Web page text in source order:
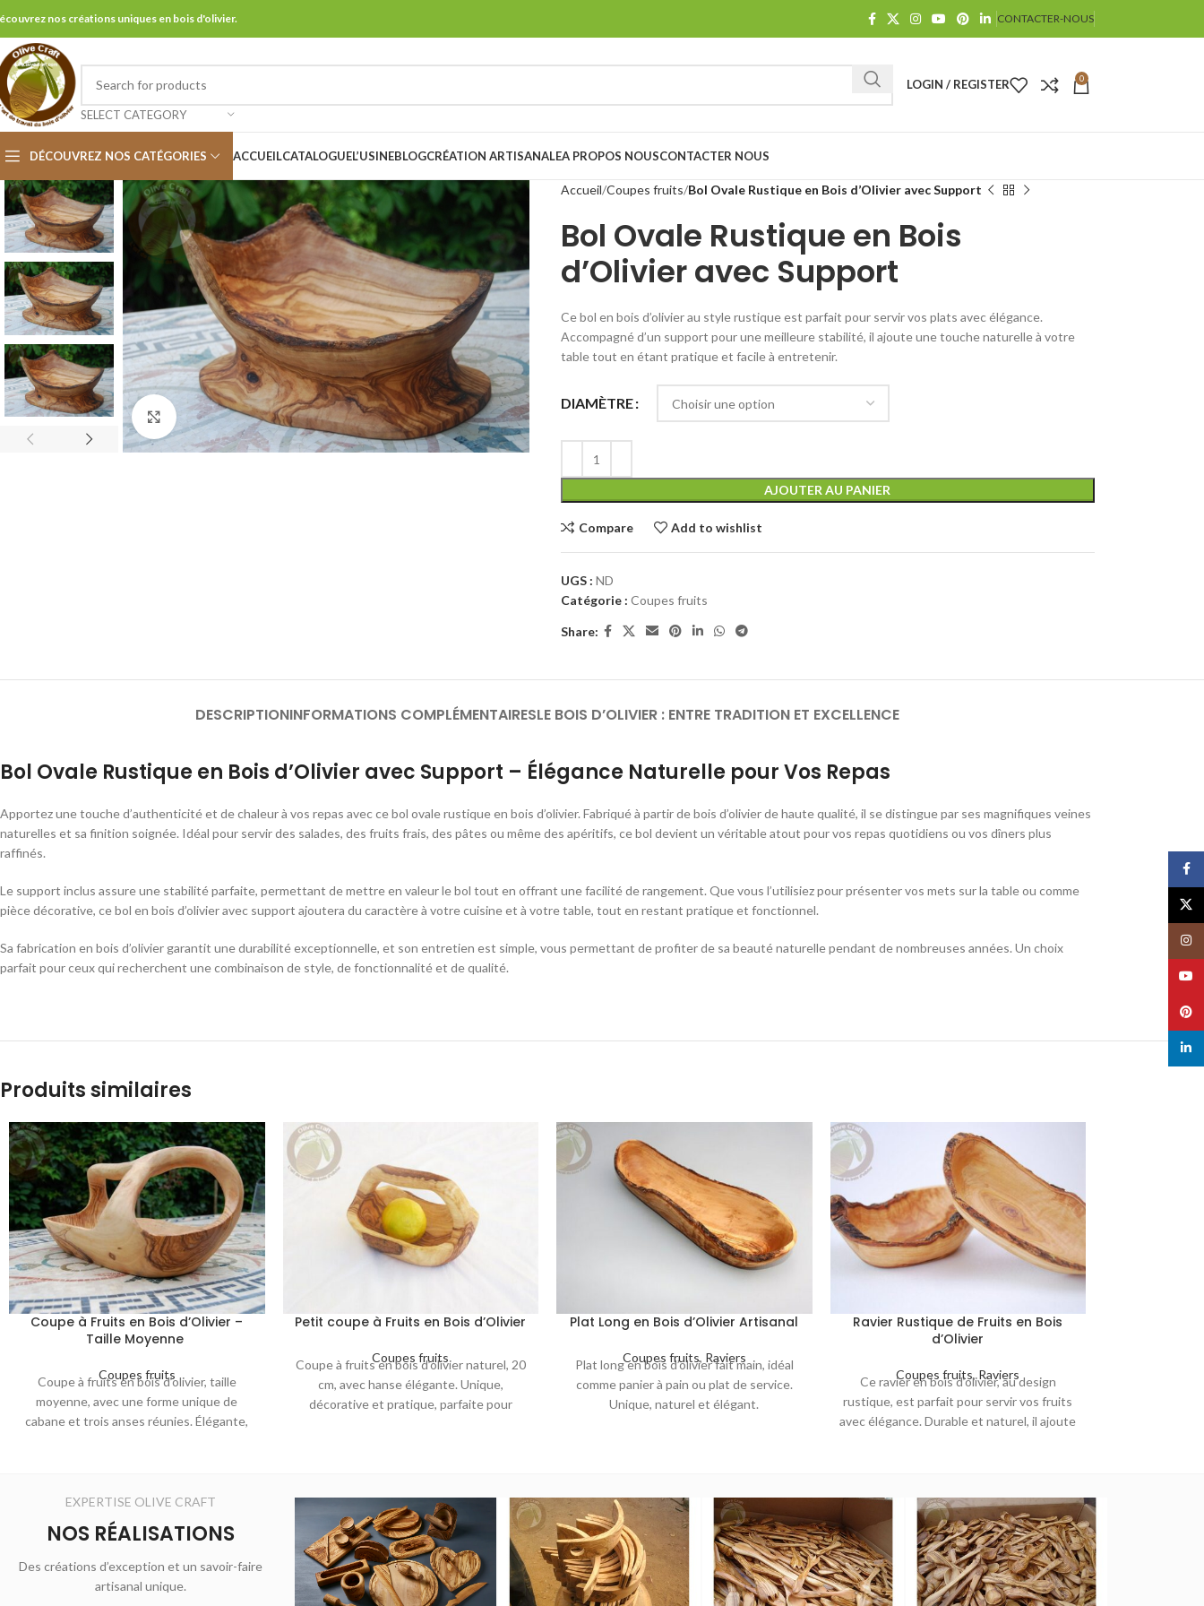
nos créations uniques en bois d'olivier. CONTACTER-NOUS
SELECT CATEGORY
LOGIN / REGISTER 0
DÉCOUVREZ NOS CATÉGORIES ACCUEILCATALOGUEL’USINEBLOGCRÉATION ARTISANALEA PROPOS NOUSCONTACTER NOUS
Click to enlarge
Accueil Coupes fruits Bol Ovale Rustique en Bois d’Olivier avec Support
Bol Ovale Rustique en Bois
d’Olivier avec Support
Ce bol en bois d’olivier au style rustique est parfait pour servir vos plats avec élégance.
Accompagné d’un support pour une meilleure stabilité, il ajoute une touche naturelle à votre
table tout en étant pratique et facile à entretenir.
DIAMÈTRE
AJOUTER AU PANIER
Compare Add to wishlist
UGS : ND
Catégorie : Coupes fruits
Share:
DESCRIPTIONINFORMATIONS COMPLÉMENTAIRESLE BOIS D’OLIVIER : ENTRE TRADITION ET EXCELLENCE
Bol Ovale Rustique en Bois d’Olivier avec Support – Élégance Naturelle pour Vos Repas
Apportez une touche d’authenticité et de chaleur à vos repas avec ce bol ovale rustique en bois d’olivier. Fabriqué à partir de bois d’olivier de haute qualité, il se distingue par ses magnifiques veines
naturelles et sa finition soignée. Idéal pour servir des salades, des fruits frais, des pâtes ou même des apéritifs, ce bol devient un véritable atout pour vos repas quotidiens ou vos dîners plus
raffinés.
Le support inclus assure une stabilité parfaite, permettant de mettre en valeur le bol tout en offrant une facilité de rangement. Que vous l’utilisiez pour présenter vos mets sur la table ou comme
pièce décorative, ce bol en bois d’olivier avec support ajoutera du caractère à votre cuisine et à votre table, tout en restant pratique et fonctionnel.
Sa fabrication en bois d’olivier garantit une durabilité exceptionnelle, et son entretien est simple, vous permettant de profiter de sa beauté naturelle pendant de nombreuses années. Un choix
parfait pour ceux qui recherchent une combinaison de style, de fonctionnalité et de qualité.
Produits similaires
Coupe à Fruits en Bois d’Olivier –
Taille Moyenne
Coupes fruits
Coupe à fruits en bois d’olivier, taille
moyenne, avec une forme unique de
cabane et trois anses réunies. Élégante,
Petit coupe à Fruits en Bois d’Olivier
Coupes fruits
Coupe à fruits en bois d’olivier naturel, 20
cm, avec hanse élégante. Unique,
décorative et pratique, parfaite pour
Plat Long en Bois d’Olivier Artisanal
Coupes fruits, Raviers
Plat long en bois d’olivier fait main, idéal
comme panier à pain ou plat de service.
Unique, naturel et élégant.
Ravier Rustique de Fruits en Bois
d’Olivier
Coupes fruits,Raviers
Ce ravier en bois d’olivier, au design
rustique, est parfait pour servir vos fruits
avec élégance. Durable et naturel, il ajoute
EXPERTISE OLIVE CRAFT
NOS RÉALISATIONS
Des créations d’exception et un savoir-faire
artisanal unique.